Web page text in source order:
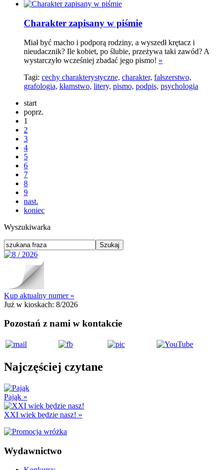
Charakter zapisany w piśmie
Miał być macho i podporą rodziny, a wyszedł krętacz i
nieudacznik? Ile kobiet, po ślubie, przeżywa taki zawód? A
wystarczyło wcześniej zbadać jego pismo! »
Tagi: cechy charakterystyczne, charakter, fałszerstwo,
grafologia, kłamstwo, litery, pismo, podpis, psychologia
start
poprz.
1
2
3
4
5
6
7
8
9
nast.
koniec
Wyszukiwarka
Kup aktualny numer »
Już w kioskach: 8/2026
Pozostań z nami w kontakcie
Najczęściej czytane
Pająk »
XXI wiek będzie nasz! »
Wydawnictwo